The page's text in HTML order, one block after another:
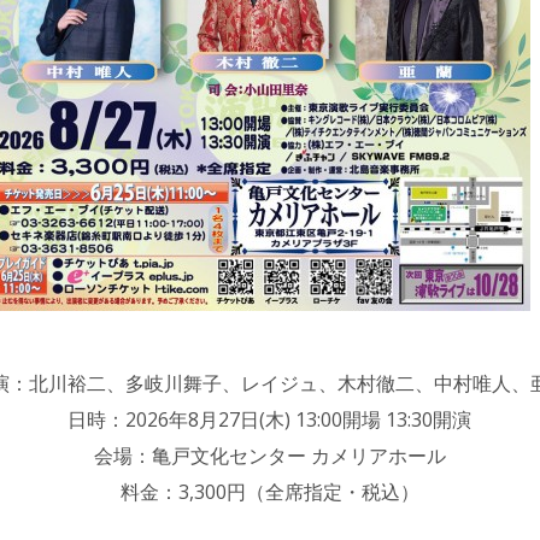
：北川裕二、多岐川舞子、レイジュ、木村徹二、中村唯人、
日時：2026年8月27日(木) 13:00開場 13:30開演
会場：亀戸文化センター カメリアホール
料金：3,300円（全席指定・税込）